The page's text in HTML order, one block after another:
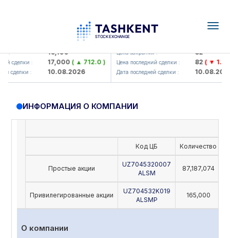
: 16,100
сделки : 17,000( ▲ 712.0 )
сделки : 10.08.2026
KFSK (<Kafolat sug'urta
Цена закрытия : 82
Цена последний сделки : 82( ▼ 1.91 )
Дата последней сделки : 10.08.2026
ИНФОРМАЦИЯ О КОМПАНИИ
Код ЦБ Количество
Простые акции
UZ7045320007
ALSM
87,187,074
Привилегированные акции
UZ704532K019
ALSMP
165,000
О компании